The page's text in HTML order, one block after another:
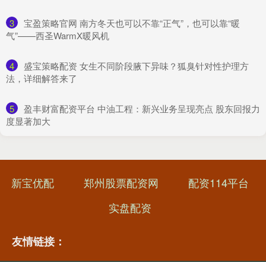
3
​宝盈策略官网 南方冬天也可以不靠“正气”，也可以靠“暖
气”——西圣WarmX暖风机
4
​盛宝策略配资 女生不同阶段腋下异味？狐臭针对性护理方
法，详细解答来了
5
​盈丰财富配资平台 中油工程：新兴业务呈现亮点 股东回报力
度显著加大
新宝优配 郑州股票配资网
配资114平台
实盘配资
友情链接：